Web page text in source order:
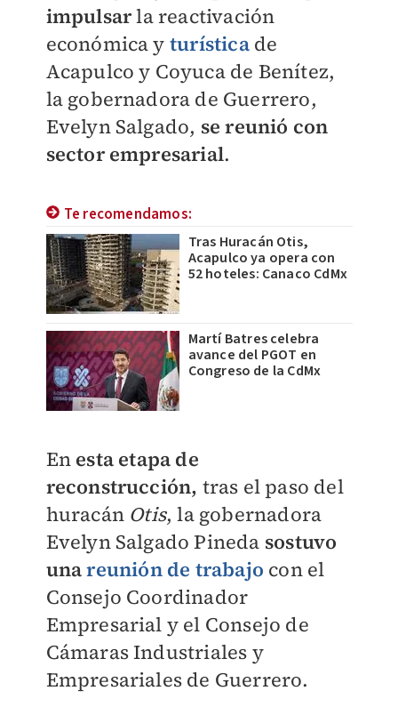
impulsarla reactivación
económica y turísticade
Acapulco y Coyuca de Benítez,
la gobernadora de Guerrero,
Evelyn Salgado, se reunió con
sector empresarial.
Te recomendamos:
Tras Huracán Otis,
Acapulco ya opera con
52 hoteles: Canaco CdMx
Martí Batres celebra
avance del PGOT en
Congreso de la CdMx
En esta etapa de
reconstrucción, tras el paso del
huracán Otis, la gobernadora
Evelyn Salgado Pineda sostuvo
unareunión de trabajo con el
Consejo Coordinador
Empresarial y el Consejo de
Cámaras Industriales y
Empresariales de Guerrero.